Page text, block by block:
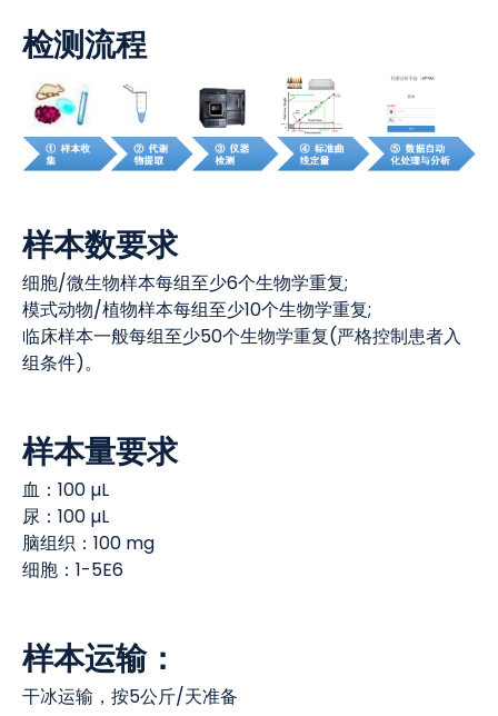
检测流程
样本数要求
细胞/微生物样本每组至少6个生物学重复;
模式动物/植物样本每组至少10个生物学重复;
临床样本一般每组至少50个生物学重复(严格控制患者入
组条件)。
样本量要求
血：100 µL
尿：100 µL
脑组织：100 mg
细胞：1-5E6
样本运输：
干冰运输，按5公斤/天准备